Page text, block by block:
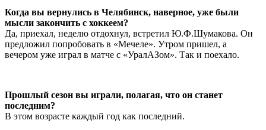
Когда вы вернулись в Челябинск, наверное, уже были
мысли закончить с хоккеем?
Да, приехал, неделю отдохнул, встретил Ю.Ф.Шумакова. Он
предложил попробовать в «Мечеле». Утром пришел, а
вечером уже играл в матче с «УралАЗом». Так и поехало.
Прошлый сезон вы играли, полагая, что он станет
последним?
В этом возрасте каждый год как последний.